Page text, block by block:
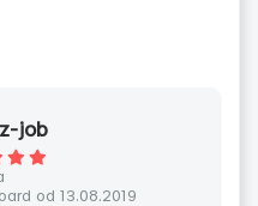
job
od 13.08.2019